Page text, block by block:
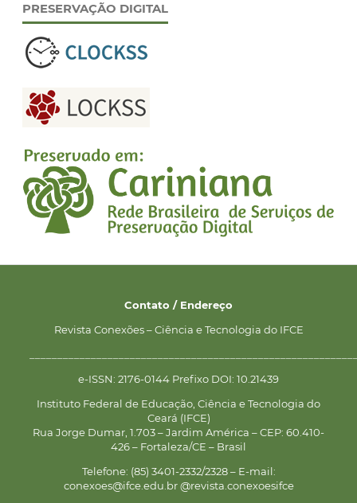
PRESERVAÇÃO DIGITAL
Contato / Endereço
Revista Conexões – Ciência e Tecnologia do IFCE
e-ISSN: 2176-0144 Prefixo DOI: 10.21439
Instituto Federal de Educação, Ciência e Tecnologia do
Ceará (IFCE)
Rua Jorge Dumar, 1.703 – Jardim América – CEP: 60.410-
426 – Fortaleza/CE – Brasil
Telefone: (85) 3401-2332/2328 – E-mail:
conexoes@ifce.edu.br @revista.conexoesifce